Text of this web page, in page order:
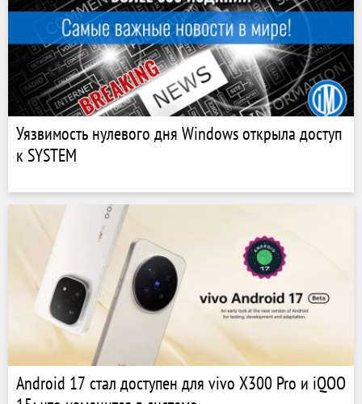
Уязвимость нулевого дня Windows открыла доступ
к SYSTEM
Android 17 стал доступен для vivo X300 Pro и iQOO